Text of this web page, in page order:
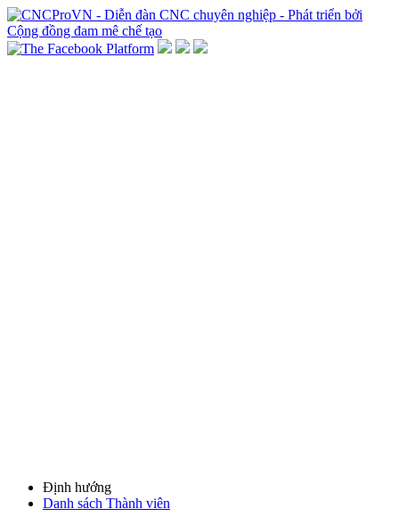
Định hướng
Danh sách Thành viên